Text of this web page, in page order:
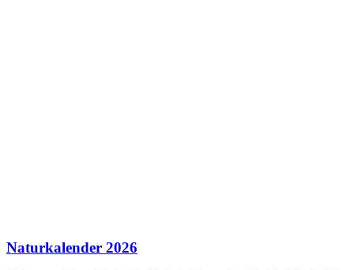
Naturkalender 2026